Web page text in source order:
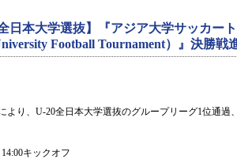
全日本大学選抜】『アジア⼤学サッカー
Football Tournament）』決勝戦
より、U-20全日本大学選抜のグループリーグ1位通過
キックオフ